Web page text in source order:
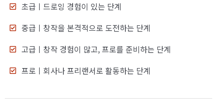
초급 ㅣ드로잉 경험이 있는 단계
중급 ㅣ창작을 본격적으로 도전하는 단계
고급 ㅣ창작 경험이 많고, 프로를 준비하는 단계
프로 ㅣ회사나 프리랜서로 활동하는 단계